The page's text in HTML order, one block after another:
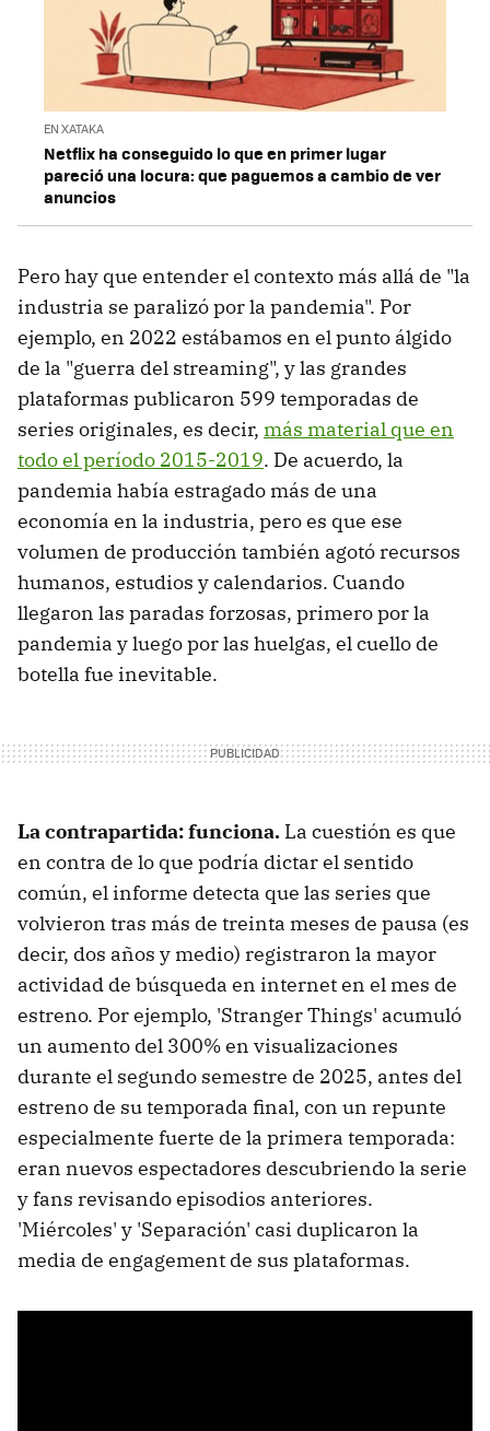
EN XATAKA
Netflix ha conseguido lo que en primer lugar
pareció una locura: que paguemos a cambio de ver
anuncios
Pero hay que entender el contexto más allá de "la
industria se paralizó por la pandemia". Por
ejemplo, en 2022 estábamos en el punto álgido
de la "guerra del streaming", y las grandes
plataformas publicaron 599 temporadas de
series originales, es decir, más material que en
todo el período 2015-2019. De acuerdo, la
pandemia había estragado más de una
economía en la industria, pero es que ese
volumen de producción también agotó recursos
humanos, estudios y calendarios. Cuando
llegaron las paradas forzosas, primero por la
pandemia y luego por las huelgas, el cuello de
botella fue inevitable.
La contrapartida: funciona. La cuestión es que
en contra de lo que podría dictar el sentido
común, el informe detecta que las series que
volvieron tras más de treinta meses de pausa (es
decir, dos años y medio) registraron la mayor
actividad de búsqueda en internet en el mes de
estreno. Por ejemplo, 'Stranger Things' acumuló
un aumento del 300% en visualizaciones
durante el segundo semestre de 2025, antes del
estreno de su temporada final, con un repunte
especialmente fuerte de la primera temporada:
eran nuevos espectadores descubriendo la serie
y fans revisando episodios anteriores.
'Miércoles' y 'Separación' casi duplicaron la
media de engagement de sus plataformas.